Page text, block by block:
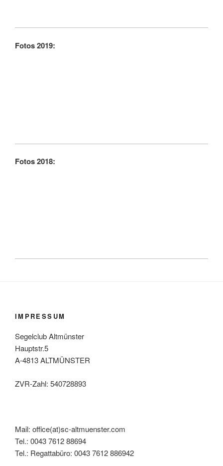
Fotos 2019:
Fotos 2018:
IMPRESSUM
Segelclub Altmünster
Hauptstr.5
A-4813 ALTMÜNSTER
ZVR-Zahl: 540728893
Mail: office(at)sc-altmuenster.com
Tel.: 0043 7612 88694
Tel.: Regattabüro: 0043 7612 886942